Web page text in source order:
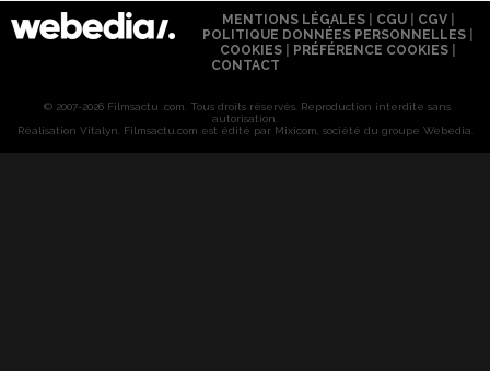
MENTIONS LÉGALES| CGU| CGV|
POLITIQUE DONNÉES PERSONNELLES
COOKIES
PRÉFÉRENCE COOKIES
CONTACT
© 2007-2026 Filmsactu .com. Tous droits réservés. Reproduction interdite sans
autorisation.
Réalisation Vitalyn . Filmsactu .com est édité par Mixicom, société du groupe Webedia.